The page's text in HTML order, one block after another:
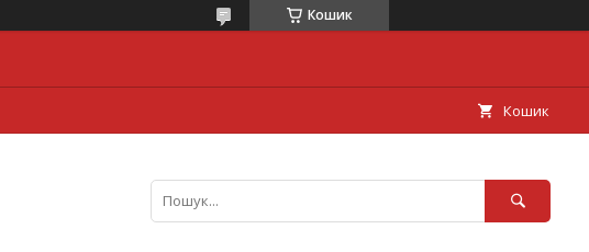
Кошик
Кошик